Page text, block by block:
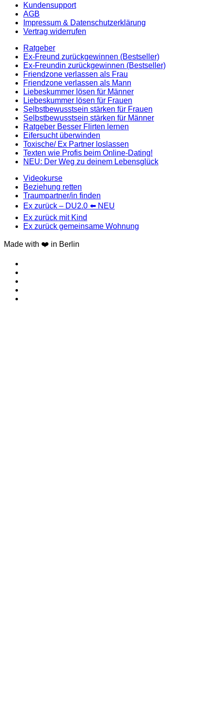
Kundensupport
AGB
Impressum & Datenschutzerklärung
Vertrag widerrufen
Ratgeber
Ex-Freund zurückgewinnen (Bestseller)
Ex-Freundin zurückgewinnen (Bestseller)
Friendzone verlassen als Frau
Friendzone verlassen als Mann
Liebeskummer lösen für Männer
Liebeskummer lösen für Frauen
Selbstbewusstsein stärken für Frauen
Selbstbewusstsein stärken für Männer
Ratgeber Besser Flirten lernen
Eifersucht überwinden
Toxische/ Ex Partner loslassen
Texten wie Profis beim Online-Dating!
NEU: Der Weg zu deinem Lebensglück
Videokurse
Beziehung retten
Traumpartner/in finden
Ex zurück – DU2.0 ⬅️ NEU
Ex zurück mit Kind
Ex zurück gemeinsame Wohnung
Made with ❤️ in Berlin